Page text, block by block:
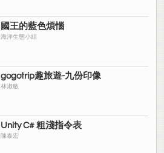
國王的藍色煩惱
海洋生態小組
gogotrip趣旅遊-九份印像
林淑敏
Unity C# 粗淺指令表
陳泰宏